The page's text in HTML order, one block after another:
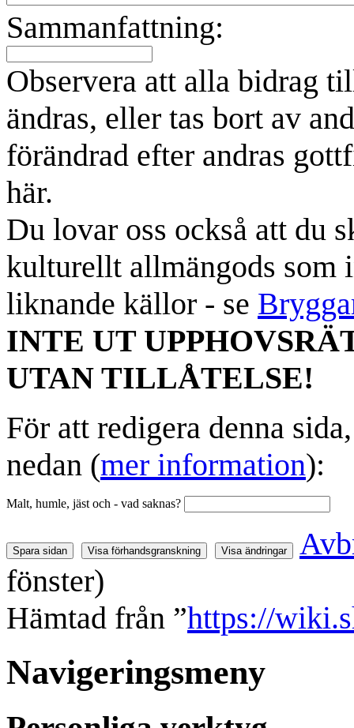
Sammanfattning:
Observera att alla bidrag
ändras, eller tas bort av
förändrad efter andras
här.
Du lovar oss också att du
kulturellt allmängods som
liknande källor - se
INTE UT
UTAN TILLÅTELSE!
För att redigera denna
nedan (mer information):
Malt, humle, jäst och - vad saknas?
fönster)
Hämtad från ”https://
Navigeringsmeny